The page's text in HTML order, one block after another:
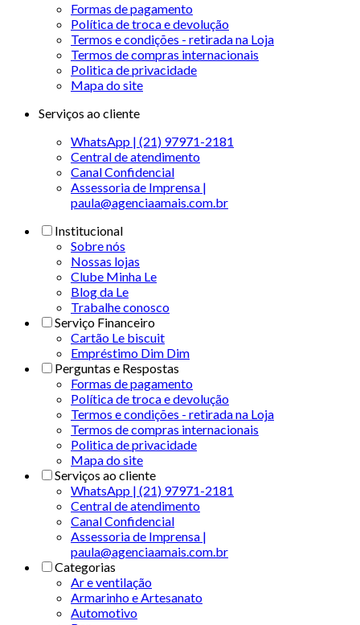
Formas de pagamento
Política de troca e devolução
Termos e condições - retirada na Loja
Termos de compras internacionais
Politica de privacidade
Mapa do site
Serviços ao cliente
WhatsApp | (21) 97971-2181
Central de atendimento
Canal Confidencial
Assessoria de Imprensa |
paula@agenciaamais.com.br
Institucional
Sobre nós
Nossas lojas
Clube Minha Le
Blog da Le
Trabalhe conosco
Serviço Financeiro
Cartão Le biscuit
Empréstimo Dim Dim
Perguntas e Respostas
Formas de pagamento
Política de troca e devolução
Termos e condições - retirada na Loja
Termos de compras internacionais
Politica de privacidade
Mapa do site
Serviços ao cliente
WhatsApp | (21) 97971-2181
Central de atendimento
Canal Confidencial
Assessoria de Imprensa |
paula@agenciaamais.com.br
Categorias
Ar e ventilação
Armarinho e Artesanato
Automotivo